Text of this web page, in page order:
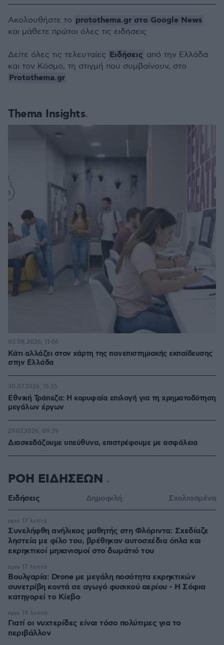
Thema Insights
Κάτι αλλάζει στον χάρτη της πανεπιστημιακής εκπαίδευσης
στην Ελλάδα
03.08.2026, 11:06
Εθνική Τράπεζα: Η κορυφαία επιλογή για τη χρηματοδότηση
μεγάλων έργων
30.07.2026, 15:25
Διασκεδάζουμε υπεύθυνα, επιστρέφουμε με ασφάλεια
29.07.2026, 09:39
Ακολουθήστε το protothema.gr στο Google News
και μάθετε πρώτοι όλες τις ειδήσεις
Δείτε όλες τις τελευταίες Ειδήσεις από την Ελλάδα
και τον Κόσμο, τη στιγμή που συμβαίνουν, στο
Protothema.gr
ΡΟΗ ΕΙΔΗΣΕΩΝ
Ειδήσεις Δημοφιλή Σχολιασμένα
Συνελήφθη ανήλικος μαθητής στη Φλόριντα: Σχεδίαζε
ληστεία με φίλο του, βρέθηκαν αυτοσχέδια όπλα και
εκρηκτικοί μηχανισμοί στο δωμάτιό του
πριν 17 λεπτά
Βουλγαρία: Drone με μεγάλη ποσότητα εκρηκτικών
συνετρίβη κοντά σε αγωγό φυσικού αερίου - Η Σόφια
κατηγορεί το Κίεβο
πριν 17 λεπτά
Γιατί οι νυχτερίδες είναι τόσο πολύτιμες για το
περιβάλλον
πριν 19 λεπτά